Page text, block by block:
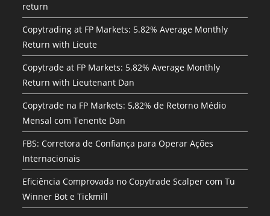
return
Copytrading at FP Markets: 5.82% Average Monthly
Return with Lieute
Copytrade at FP Markets: 5.82% Average Monthly
Return with Lieutenant Dan
Copytrade na FP Markets: 5,82% de Retorno Médio
Mensal com Tenente Dan
FBS: Corretora de Confiança para Operar Ações
Internacionais
Eficiência Comprovada no Copytrade Scalper com Tu
Winner Bot e Tickmill